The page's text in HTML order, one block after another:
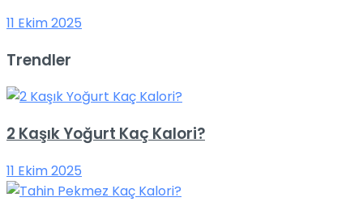
11 Ekim 2025
Trendler
2 Kaşık Yoğurt Kaç Kalori?
11 Ekim 2025